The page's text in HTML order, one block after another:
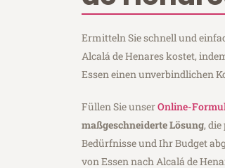
Ermitteln Sie schnell und
Alcalá de Henares kostet,
Essen einen unverbindlichen
Füllen Sie unserOnline-
maßgeschneiderte Lösung,
Bedürfnisse und Ihr Budget
von Essen nach Alcalá de